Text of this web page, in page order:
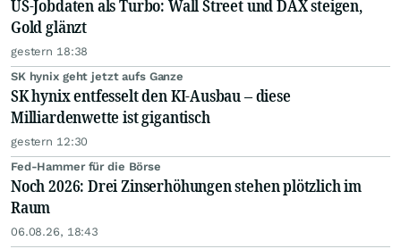
US-Jobdaten als Turbo: Wall Street und DAX steigen,
Gold glänzt
gestern 18:38
SK hynix geht jetzt aufs Ganze
SK hynix entfesselt den KI-Ausbau – diese
Milliardenwette ist gigantisch
gestern 12:30
Fed-Hammer für die Börse
Noch 2026: Drei Zinserhöhungen stehen plötzlich im
Raum
06.08.26, 18:43